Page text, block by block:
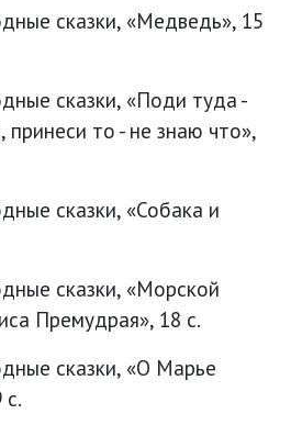
сказки, «Медведь», 15
сказки, «Поди туда -
принеси то - не знаю что»,
сказки, «Собака и
сказки, «Морской
Премудрая», 18 с.
сказки, «О Марье